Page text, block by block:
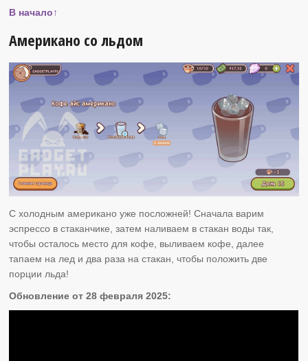
В начало↑
Американо со льдом
С холодным американо уже посложней! Сначала варим
эспрессо в стаканчике, затем наливаем в стакан воды так,
чтобы осталось место для кофе, выливаем кофе, далее
тапаем на лед и два раза на стакан, чтобы положить две
порции льда!
Обновление от 28 февраля 2025: